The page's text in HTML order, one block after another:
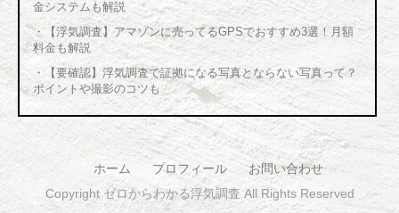
金システムも解説
・ 【浮気調査】アマゾンに売ってるGPSでおすすめ3選！月額
料金も解説
・
【要確認】浮気調査で証拠になる写真とならない写真って？
ポイントや撮影のコツも
ホーム プロフィール
お問い合わせ
Copyright ゼロからわかる浮気調査 All Rights Reserved